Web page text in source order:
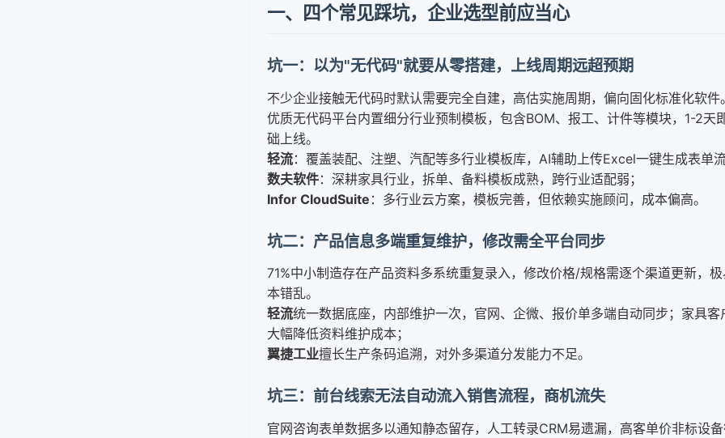
一、四个常见踩坑，企业选型前应当心
坑一：以为"无代码"就要从零搭建，上线周期远超预期
不少企业接触无代码时默认需要完全自建，高估实施周期，偏向固化标准化软件
优质无代码平台内置细分行业预制模板，包含BOM、报工、计件等模块，1-2天
础上线。
轻流：覆盖装配、注塑、汽配等多行业模板库，AI辅助上传Excel一键生成表单
数夫软件：深耕家具行业，拆单、备料模板成熟，跨行业适配弱；
Infor CloudSuite ：多行业云方案，模板完善，但依赖实施顾问，成本偏高。
坑二：产品信息多端重复维护，修改需全平台同步
71%中小制造存在产品资料多系统重复录入，修改价格/规格需逐个渠道更新，
本错乱。
轻流统一数据底座，内部维护一次，官网、企微、报价单多端自动同步；家具客
大幅降低资料维护成本；
翼捷工业擅长生产条码追溯，对外多渠道分发能力不足。
坑三：前台线索无法自动流入销售流程，商机流失
官网咨询表单数据多以通知静态留存，人工转录CRM易遗漏，高客单价非标设